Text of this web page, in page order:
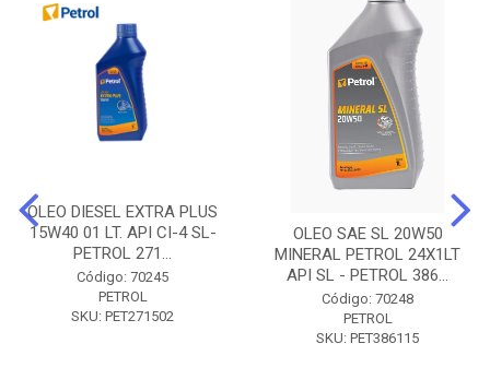
OLEO DIESEL EXTRA PLUS
15W40 01 LT. API CI-4 SL-
PETROL 271...
Código: 70245
PETROL
SKU: PET271502
OLEO SAE SL 20W50
MINERAL PETROL 24X1LT
API SL - PETROL 386...
Código: 70248
PETROL
SKU: PET386115